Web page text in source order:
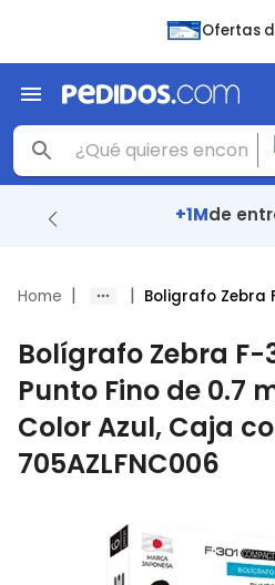
Ofertas
llegaron en
Home | | Boligrafo Zebra
Bolígrafo Zebra F-
Punto Fino de 0.7
Color Azul, Caja
705AZLFNC006